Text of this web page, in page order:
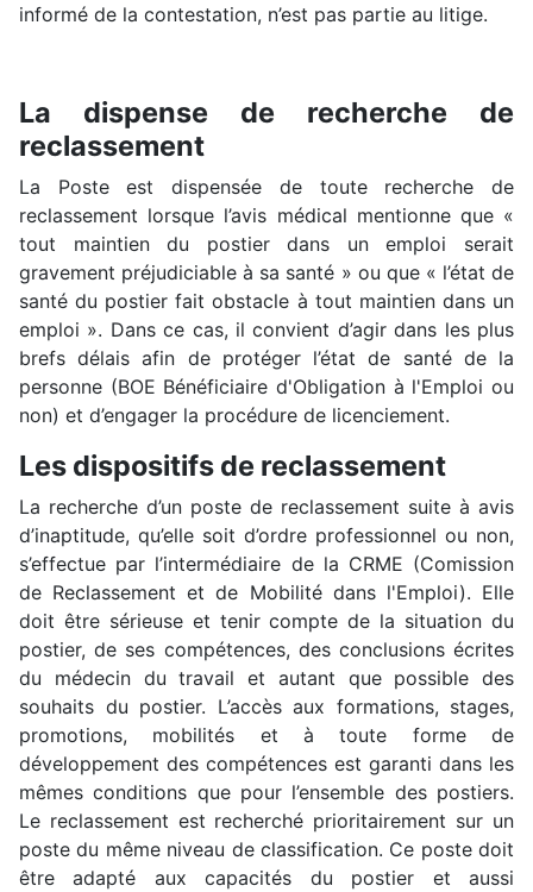
informé de la contestation, n’est pas partie au litige.
La dispense de recherche de
reclassement
La Poste est dispensée de toute recherche de
reclassement lorsque l’avis médical mentionne que «
tout maintien du postier dans un emploi serait
gravement préjudiciable à sa santé » ou que « l’état de
santé du postier fait obstacle à tout maintien dans un
emploi ». Dans ce cas, il convient d’agir dans les plus
brefs délais afin de protéger l’état de santé de la
personne (BOE Bénéficiaire d'Obligation à l'Emploi ou
non) et d’engager la procédure de licenciement.
Les dispositifs de reclassement
La recherche d’un poste de reclassement suite à avis
d’inaptitude, qu’elle soit d’ordre professionnel ou non,
s’effectue par l’intermédiaire de la CRME (Comission
de Reclassement et de Mobilité dans l'Emploi). Elle
doit être sérieuse et tenir compte de la situation du
postier, de ses compétences, des conclusions écrites
du médecin du travail et autant que possible des
souhaits du postier. L’accès aux formations, stages,
promotions, mobilités et à toute forme de
développement des compétences est garanti dans les
mêmes conditions que pour l’ensemble des postiers.
Le reclassement est recherché prioritairement sur un
poste du même niveau de classification. Ce poste doit
être adapté aux capacités du postier et aussi